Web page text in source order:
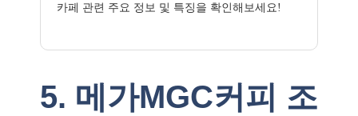
카페 관련 주요 정보 및 특징을 확인해보세요!
5. 메가MGC커피 조